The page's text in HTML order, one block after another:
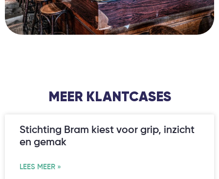
MEER KLANTCASES
Stichting Bram kiest voor grip, inzicht
en gemak
LEES MEER »